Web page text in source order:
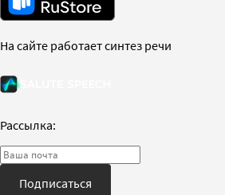
На сайте работает синтез речи
Рассылка:
Подписаться